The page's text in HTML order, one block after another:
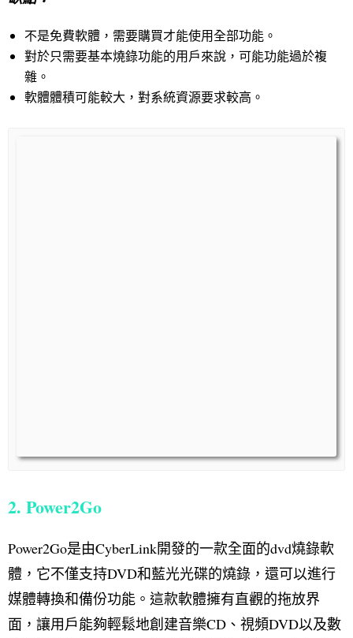
不是免費軟體，需要購買才能使用全部功能。
對於只需要基本燒錄功能的用戶來說，可能功能過於複
雜。
軟體體積可能較大，對系統資源要求較高。
2. Power2Go
Power2Go是由CyberLink開發的一款全面的dvd燒錄軟
體，它不僅支持DVD和藍光光碟的燒錄，還可以進行
媒體轉換和備份功能。這款軟體擁有直觀的拖放界
面，讓用戶能夠輕鬆地創建音樂CD、視頻DVD以及數